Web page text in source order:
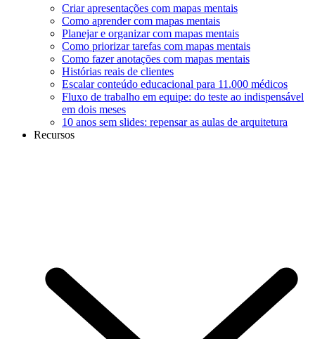
Criar apresentações com mapas mentais
Como aprender com mapas mentais
Planejar e organizar com mapas mentais
Como priorizar tarefas com mapas mentais
Como fazer anotações com mapas mentais
Histórias reais de clientes
Escalar conteúdo educacional para 11.000 médicos
Fluxo de trabalho em equipe: do teste ao indispensável
em dois meses
10 anos sem slides: repensar as aulas de arquitetura
Recursos